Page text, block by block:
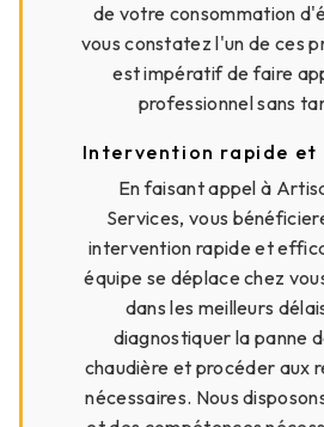
de votre consommation
vous constatez l'un de ces
est impératif de faire
professionnel sans
Intervention rapide
En faisant appel à
Services, vous
intervention rapide et
équipe se déplace chez
dans les meilleurs
diagnostiquer la panne
chaudière et procéder aux
nécessaires. Nous